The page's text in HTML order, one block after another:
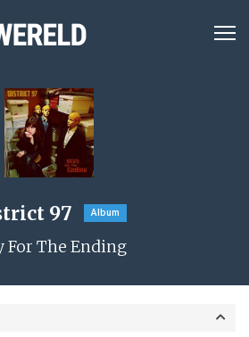
97 Album
For The Ending